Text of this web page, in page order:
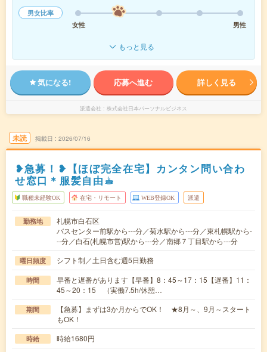
男女比率
女性
男性
もっと見る
気になる! 応募へ進む 詳しく見る
派遣会社 株式会社日本パーソナルビジネス
未読 掲載日 2026/07/16
❥急募！❥【ほぼ完全在宅】カンタン問い合わ
せ窓口＊服髪自由☕︎
職種未経験OK 在宅・リモート WEB登録OK 派遣
勤務地
札幌市白石区
バスセンター前駅から---分／菊水駅から---分／東札幌駅から-
--分／白石(札幌市営)駅から---分／南郷７丁目駅から---分
曜日頻度 シフト制／土日含む週5日勤務
時間
早番と遅番があります【早番】8：45～17：15【遅番】11：
45～20：15 （実働7.5h/休憩…
期間
【急募】まずは3か月からでOK！ ★8月～、9月～スタート
もOK！
時給 時給1680円